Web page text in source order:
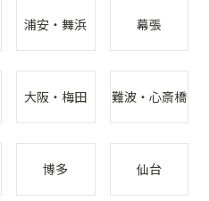
浦安・舞浜 幕張
大阪・梅田 難波・心斎橋
博多 仙台